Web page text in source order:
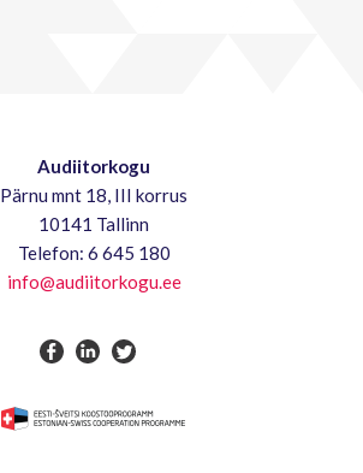
Audiitorkogu
Pärnu mnt 18, III korrus
10141 Tallinn
Telefon: 6 645 180
info@audiitorkogu.ee